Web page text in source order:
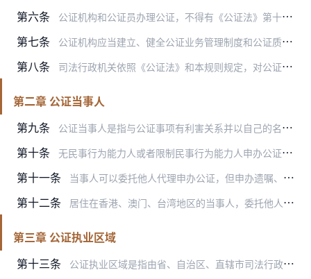
第六条 公证机构和公证员办理公证，不得有《公证法》第十三条、第二十三条禁止的行为。
第七条 公证机构应当建立、健全公证业务管理制度和公证质量管理制度，对公证员的执业行为进行监督。
第八条 司法行政机关依照《公证法》和本规则规定，对公证机构和公证员的执业活动和遵守程序规则的情况进行监督、指导。
第二章 公证当事人
第九条
公证当事人是指与公证事项有利害关系并以自己的名义向公证机构提出公证申请，在公证活动中享有权利和承担义务的自然人、法人或者其他组织。
第十条 无民事行为能力人或者限制民事行为能力人申办公证，应当由其监护人代理。
第十一条 当事人可以委托他人代理申办公证，但申办遗嘱、遗赠扶养协议、赠与、认领亲子、收养关系、解除收养关系、生存状况、委托、声明、保证及其他与自然人人身有密切关系的公证事…
第十二条 居住在香港、澳门、台湾地区的当事人，委托他人代理申办涉及继承、财产权益处分、人身关系变更等重要公证事项的，其授权委托书应当经其居住地的公证人（机构）公证，或者经…
第三章 公证执业区域
第十三条
公证执业区域是指由省、自治区、直辖市司法行政机关，根据《公证法》第二十五条和《公证机构执业管理办法》第十条的规定以及当地公证机构设置方案，划定的公证机构受理公证…